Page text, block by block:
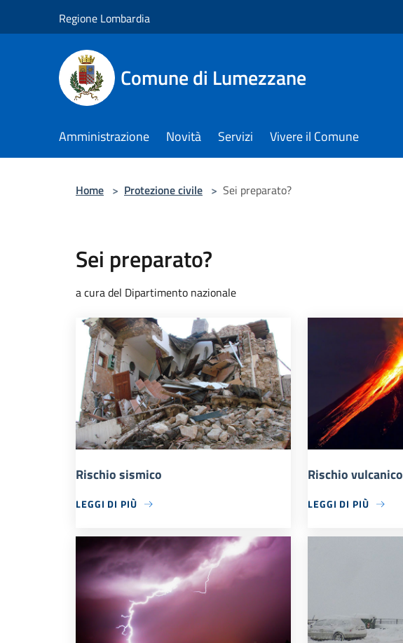
Regione Lombardia
Comune di Lumezzane
Amministrazione Novità Servizi Vivere il Comune
Home > Protezione civile > Sei preparato?
Sei preparato?
a cura del Dipartimento nazionale
Rischio sismico
LEGGI DI PIÙ
Rischio vulcanico
LEGGI DI PIÙ